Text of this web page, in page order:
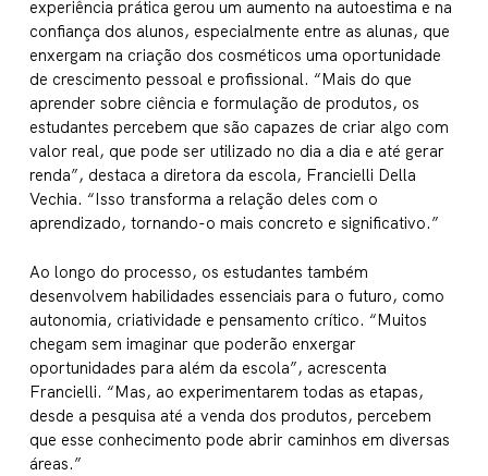
experiência prática gerou um aumento na autoestima e na
confiança dos alunos, especialmente entre as alunas, que
enxergam na criação dos cosméticos uma oportunidade
de crescimento pessoal e profissional. “Mais do que
aprender sobre ciência e formulação de produtos, os
estudantes percebem que são capazes de criar algo com
valor real, que pode ser utilizado no dia a dia e até gerar
renda”, destaca a diretora da escola, Francielli Della
Vechia. “Isso transforma a relação deles com o
aprendizado, tornando-o mais concreto e significativo.”
Ao longo do processo, os estudantes também
desenvolvem habilidades essenciais para o futuro, como
autonomia, criatividade e pensamento crítico. “Muitos
chegam sem imaginar que poderão enxergar
oportunidades para além da escola”, acrescenta
Francielli. “Mas, ao experimentarem todas as etapas,
desde a pesquisa até a venda dos produtos, percebem
que esse conhecimento pode abrir caminhos em diversas
áreas.”